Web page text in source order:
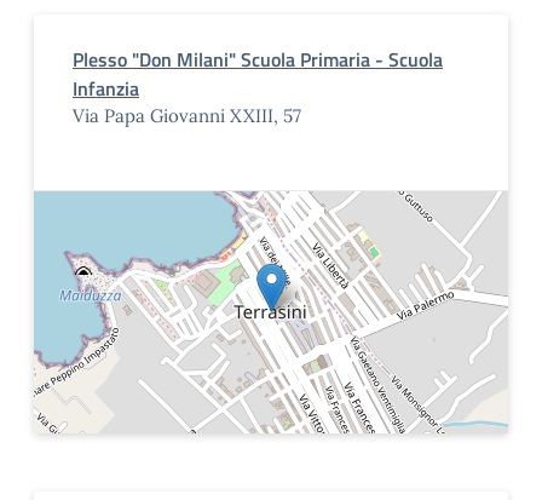
Plesso "Don Milani" Scuola Primaria - Scuola
Infanzia
Via Papa Giovanni XXIII, 57